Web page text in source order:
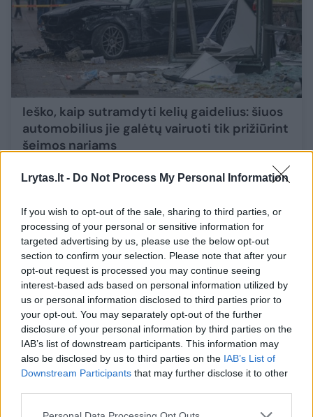
Lrytas.lt - Do Not Process My Personal Information
If you wish to opt-out of the sale, sharing to third parties, or
processing of your personal or sensitive information for
targeted advertising by us, please use the below opt-out
section to confirm your selection. Please note that after your
opt-out request is processed you may continue seeing
interest-based ads based on personal information utilized by
us or personal information disclosed to third parties prior to
your opt-out. You may separately opt-out of the further
disclosure of your personal information by third parties on the
IAB’s list of downstream participants. This information may
also be disclosed by us to third parties on the IAB’s List of
Downstream Participants that may further disclose it to other
Ieško, kaip sutramdyti kelių gaidelius: šiuos
automobilius jie galėtų vairuoti tik prižiūrint
šeimos nariams